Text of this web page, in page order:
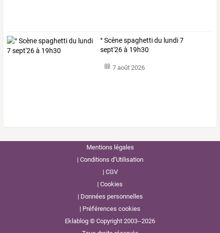
° Scène spaghetti du lundi 7
sept'26 à 19h30
7 août 2026
Mentions légales
Conditions d’Utilisation
CGV
Cookies
Données personnelles
Préférences cookies
Eklablog © Copyright 2003--2026